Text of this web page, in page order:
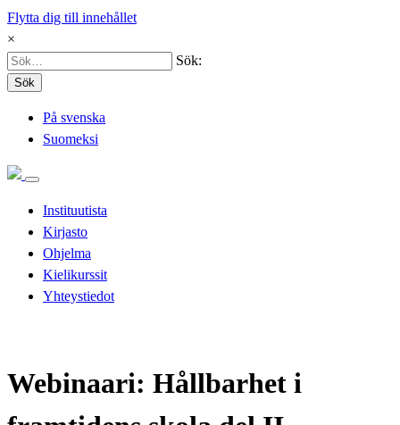
Flytta dig till innehållet
×
Sök:
Sök
På svenska
Suomeksi
Instituutista
Kirjasto
Ohjelma
Kielikurssit
Yhteystiedot
Webinaari: Hållbarhet i